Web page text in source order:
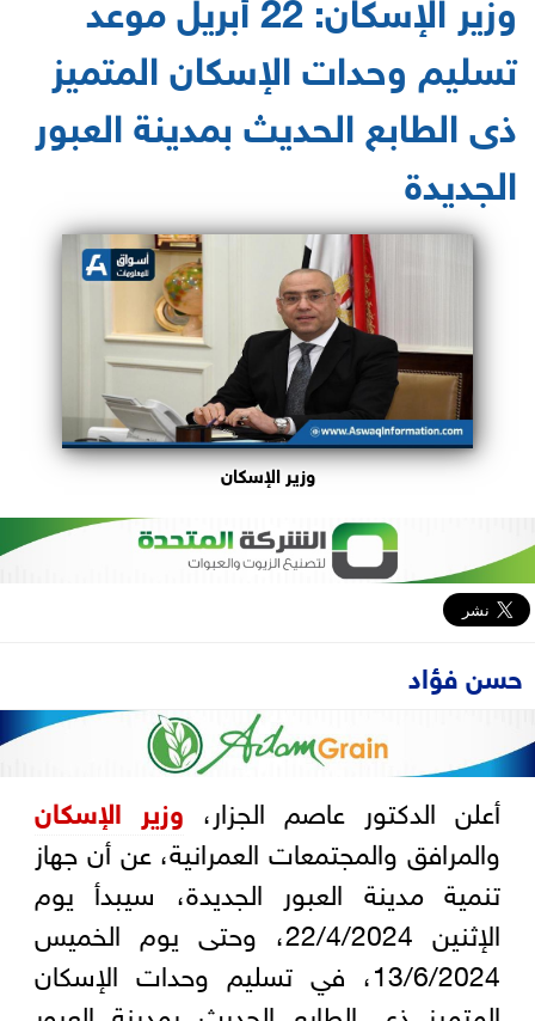
تسليم وحدات الإسكان المتميز
ذى الطابع الحديث بمدينة العبور
الجديدة
وزير الإسكان
حسن فؤاد
أعلن الدكتور عاصم الجزار، وزير الإسكان
والمرافق والمجتمعات العمرانية، عن أن جهاز
تنمية مدينة العبور الجديدة، سيبدأ يوم
الإثنين 22/4/2024، وحتى يوم الخميس
13/6/2024، في تسليم وحدات الإسكان